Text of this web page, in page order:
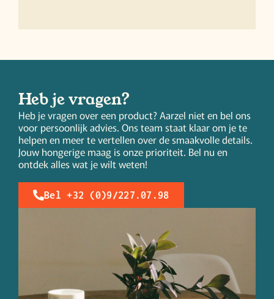
Heb je vragen?
Heb je vragen over een product? Aarzel niet en bel ons
voor persoonlijk advies. Ons team staat klaar om je te
helpen en meer te vertellen over de smaakvolle details.
Jouw hongerige maag is onze prioriteit. Bel nu en
ontdek alles wat je wilt weten!
Bel +32 (0)9/227.07.98